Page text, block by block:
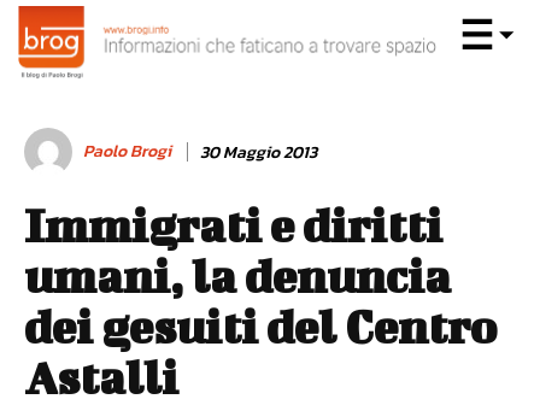
Paolo Brogi 30 Maggio 2013
Immigrati e diritti
umani, la denuncia
dei gesuiti del Centro
Astalli